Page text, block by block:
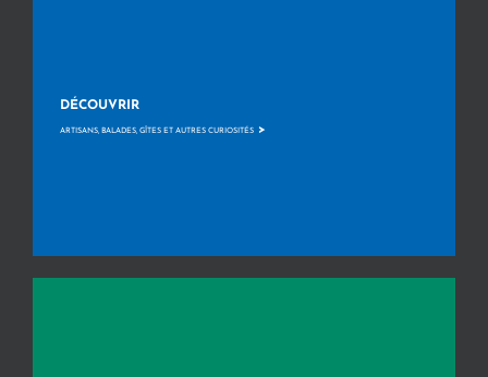
DÉCOUVRIR
ARTISANS, BALADES, GÎTES ET AUTRES CURIOSITÉS >